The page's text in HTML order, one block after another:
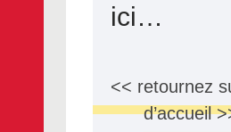
ici…
<< retournez
d’accueil